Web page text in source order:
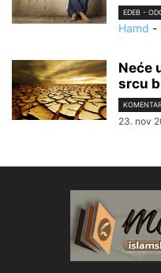
EDEB -
Hamd -
Neće
srcu
23. nov